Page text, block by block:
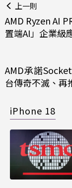
上一則
AMD Ryzen AI
置端AI」企業級
AMD承諾
台傳奇不滅、再
iPhone 18